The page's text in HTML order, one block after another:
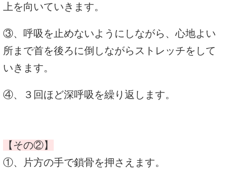
上を向いていきます。
③、呼吸を止めないようにしながら、心地よい
所まで首を後ろに倒しながらストレッチをして
いきます。
④、３回ほど深呼吸を繰り返します。
【その②】
①、片方の手で鎖骨を押さえます。